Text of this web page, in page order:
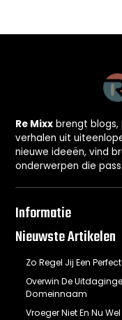
Re Mixx brengt blogs,
verhalen uit
nieuwe ideeën, vind
onderwerpen die
Informatie
Nieuwste Artikelen
Zo Regel Jij Een
Overwin De
Domeinnaam
Vroeger Niet En Nu